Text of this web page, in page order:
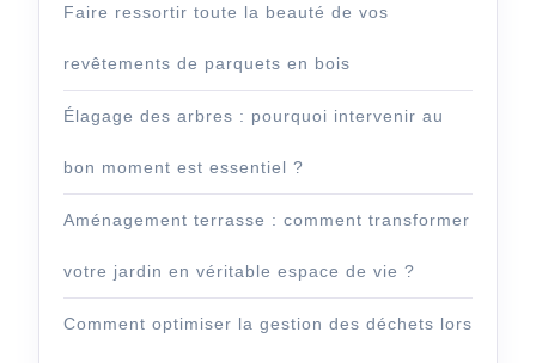
Faire ressortir toute la beauté de vos
revêtements de parquets en bois
Élagage des arbres : pourquoi intervenir au
bon moment est essentiel ?
Aménagement terrasse : comment transformer
votre jardin en véritable espace de vie ?
Comment optimiser la gestion des déchets lors